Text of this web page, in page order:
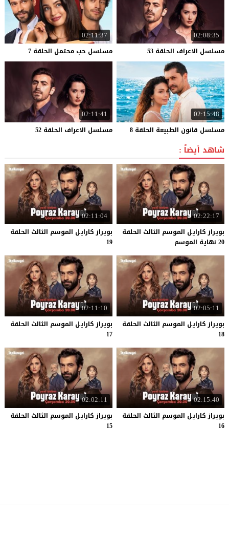
02:08:35
مسلسل الاعراف الحلقة 53
02:11:37
مسلسل حب محتمل الحلقة 7
02:15:48
مسلسل قانون الطبيعة الحلقة 8
02:11:41
مسلسل الاعراف الحلقة 52
شاهد أيضاً :
02:22:17
بويراز كارايل الموسم الثالث الحلقة
20 نهاية الموسم
02:11:04
بويراز كارايل الموسم الثالث الحلقة
19
02:05:11
بويراز كارايل الموسم الثالث الحلقة
18
02:11:10
بويراز كارايل الموسم الثالث الحلقة
17
02:15:40
بويراز كارايل الموسم الثالث الحلقة
16
02:02:11
بويراز كارايل الموسم الثالث الحلقة
15